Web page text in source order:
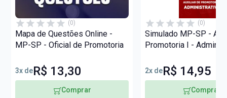
(0)
Mapa de Questões Online -
MP-SP - Oficial de Promotoria
3x deR$ 13,30
Comprar
(0)
Simulado MP-SP -
Promotoria I -
2x deR$ 14,95
Comprar